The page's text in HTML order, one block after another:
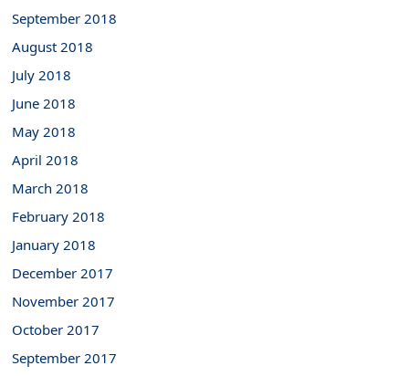
September 2018
August 2018
July 2018
June 2018
May 2018
April 2018
March 2018
February 2018
January 2018
December 2017
November 2017
October 2017
September 2017